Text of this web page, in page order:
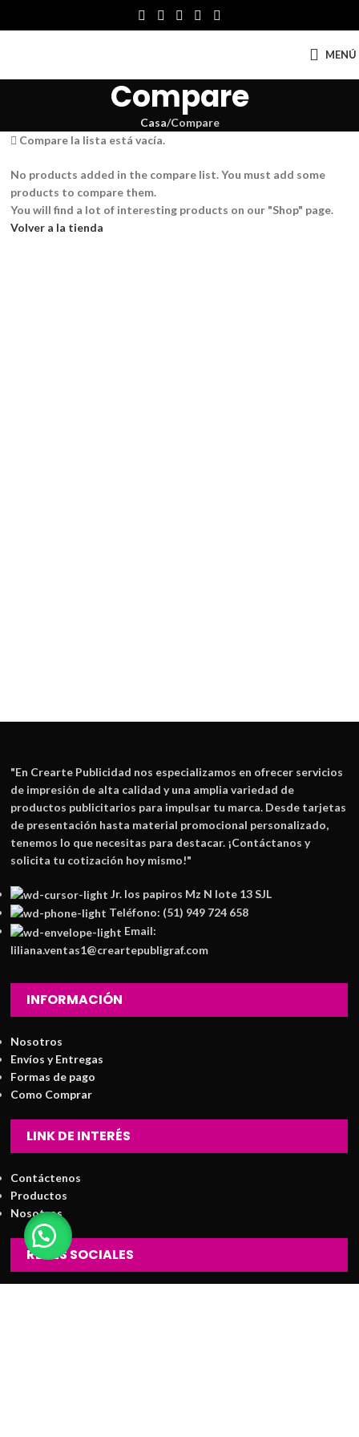
MENÚ
Compare
Casa Compare
Compare la lista está vacía.
No products added in the compare list. You must add some
products to compare them.
You will find a lot of interesting products on our "Shop" page.
Volver a la tienda
"En Crearte Publicidad nos especializamos en ofrecer servicios
de impresión de alta calidad y una amplia variedad de
productos publicitarios para impulsar tu marca. Desde tarjetas
de presentación hasta material promocional personalizado,
tenemos lo que necesitas para destacar. ¡Contáctanos y
solicita tu cotización hoy mismo!"
Jr. los papiros Mz N lote 13 SJL
Teléfono: (51) 949 724 658
Email:
liliana.ventas1@creartepubligraf.com
INFORMACIÓN
Nosotros
Envíos y Entregas
Formas de pago
Como Comprar
LINK DE INTERÉS
Contáctenos
Productos
Nosotros
REDES SOCIALES